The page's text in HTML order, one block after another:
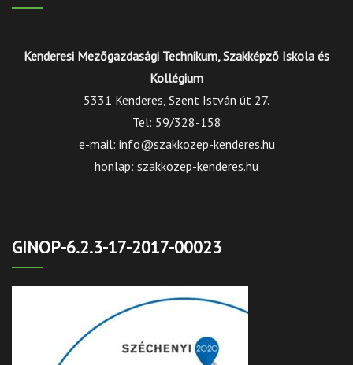
Kenderesi Mezőgazdasági Technikum, Szakképző Iskola és
Kollégium
5331 Kenderes, Szent István út 27.
Tel: 59/328-158
e-mail: info@szakkozep-kenderes.hu
honlap: szakkozep-kenderes.hu
GINOP-6.2.3-17-2017-00023